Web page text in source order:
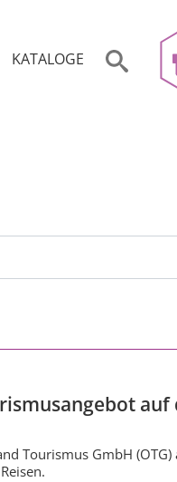
KATALOGE
auf
Tourismus GmbH (OTG)